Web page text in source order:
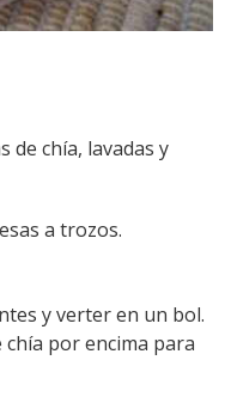
de chía, lavadas y
a trozos.
y verter en un bol.
chía por encima para